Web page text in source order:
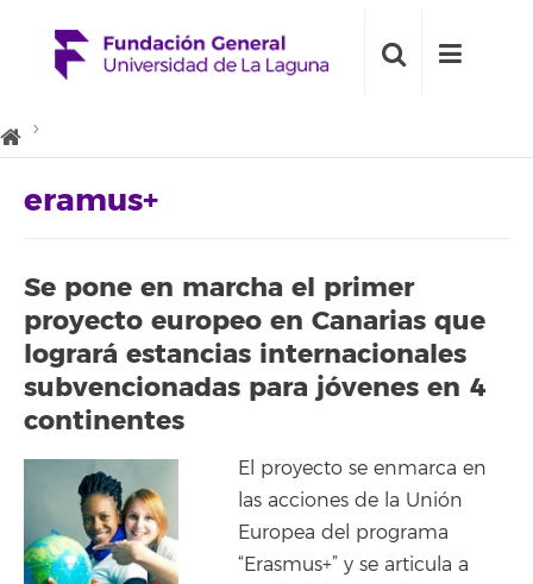
eramus+
Se pone en marcha el primer
proyecto europeo en Canarias que
logrará estancias internacionales
subvencionadas para jóvenes en 4
continentes
El proyecto se enmarca en
las acciones de la Unión
Europea del programa
“Erasmus+” y se articula a